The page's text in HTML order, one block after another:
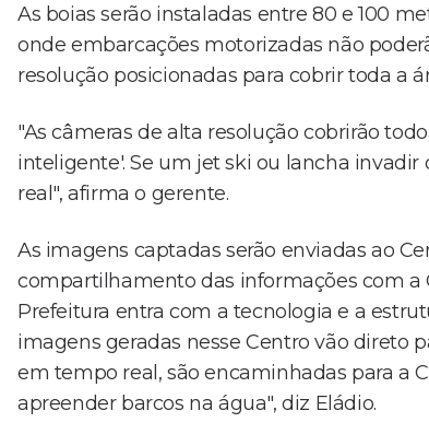
As boias serão instaladas entre 80 e 100
onde embarcações motorizadas não
resolução posicionadas para cobrir toda a
"As câmeras de alta resolução cobrirão
inteligente'. Se um jet ski ou lancha
real", afirma o gerente.
As imagens captadas serão enviadas ao
compartilhamento das informações com a
Prefeitura entra com a tecnologia e a
imagens geradas nesse Centro vão direto
em tempo real, são encaminhadas para a
apreender barcos na água", diz Eládio.